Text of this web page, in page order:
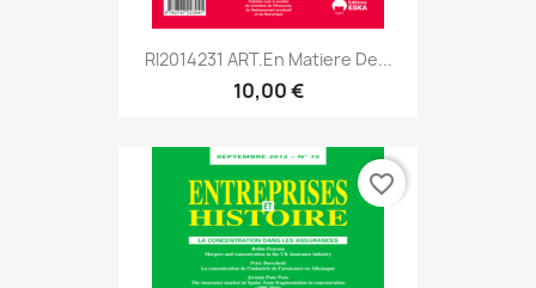
RI2014231 ART.En Matiere De...
10,00 €
favorite_border